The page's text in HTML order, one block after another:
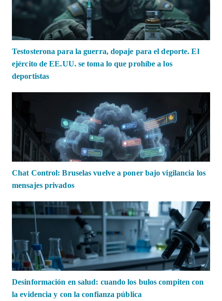
Testosterona para la guerra, dopaje para el deporte. El
ejército de EE.UU. se toma lo que prohíbe a los
deportistas
Chat Control: Bruselas vuelve a poner bajo vigilancia los
mensajes privados
Desinformación en salud: cuando los bulos compiten con
la evidencia y con la confianza pública